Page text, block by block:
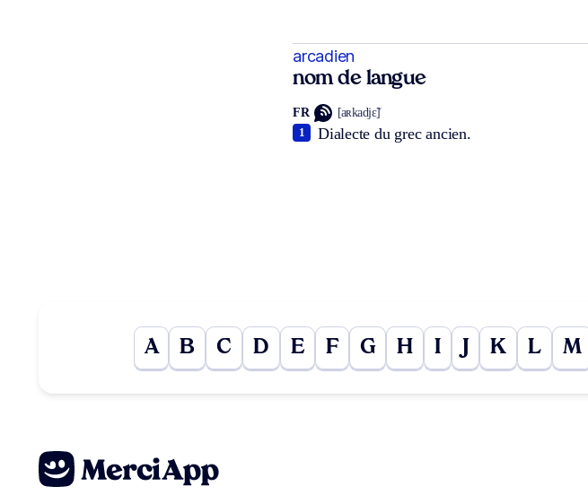
arcadien
nom de langue
FR [aʀkadjɛ̃]
Dialecte du grec ancien.
1
A B C D E F G H I K L M